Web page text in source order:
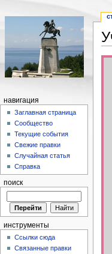
навигация
Заглавная страница
Сообщество
Текущие события
Свежие правки
Случайная статья
Справка
поиск
инструменты
Ссылки сюда
Связанные правки